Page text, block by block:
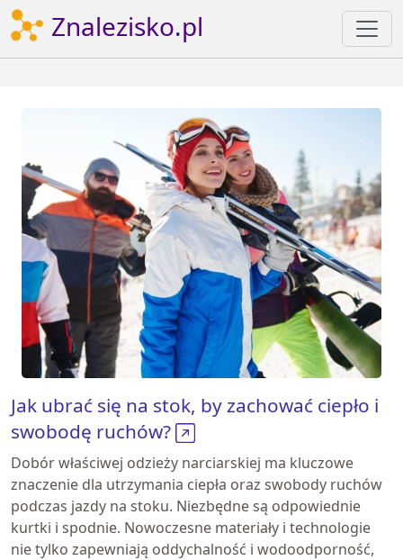
Znalezisko.pl
Jak ubrać się na stok, by zachować ciepło i
swobodę ruchów?
Dobór właściwej odzieży narciarskiej ma kluczowe
znaczenie dla utrzymania ciepła oraz swobody ruchów
podczas jazdy na stoku. Niezbędne są odpowiednie
kurtki i spodnie. Nowoczesne materiały i technologie
nie tylko zapewniają oddychalność i wodoodporność,